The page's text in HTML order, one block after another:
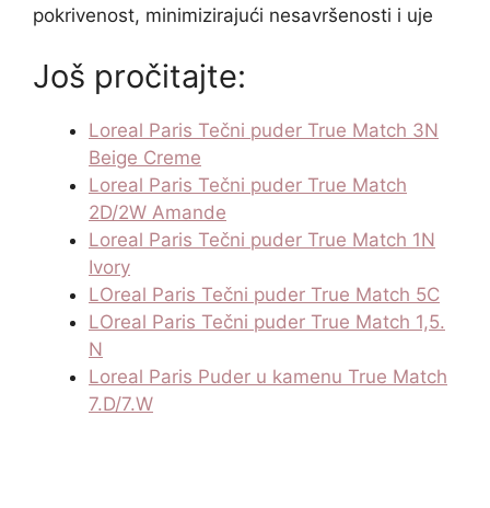
pokrivenost, minimizirajući nesavršenosti i uje
Još pročitajte:
Loreal Paris Tečni puder True Match 3N
Beige Creme
Loreal Paris Tečni puder True Match
2D/2W Amande​
Loreal Paris Tečni puder True Match 1N
Ivory
LOreal Paris Tečni puder True Match 5C
LOreal Paris Tečni puder True Match 1,5.
N
Loreal Paris Puder u kamenu True Match
7.D/7.W